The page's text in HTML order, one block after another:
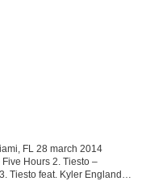
FL 28 march 2014
Hours 2. Tiesto –
Tiesto feat. Kyler England –